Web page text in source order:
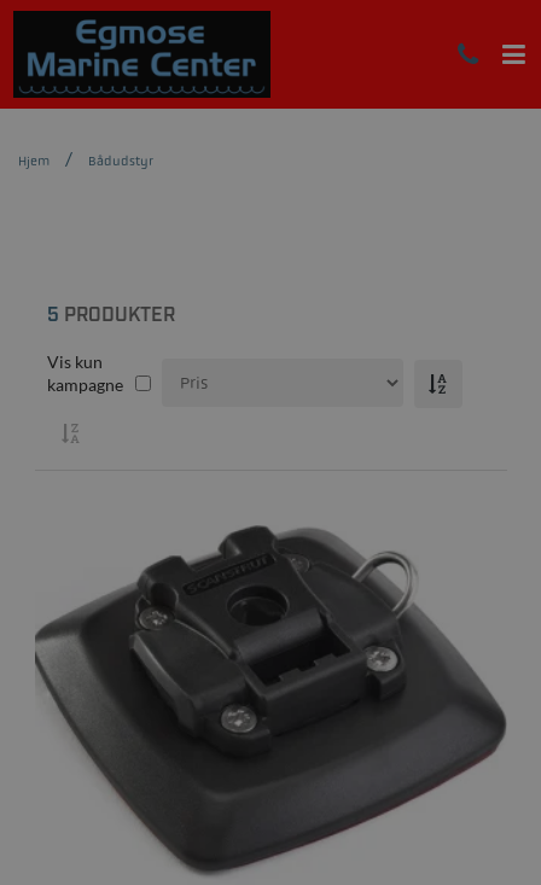
Hjem Bådudstyr
5 PRODUKTER
Vis kun
kampagne